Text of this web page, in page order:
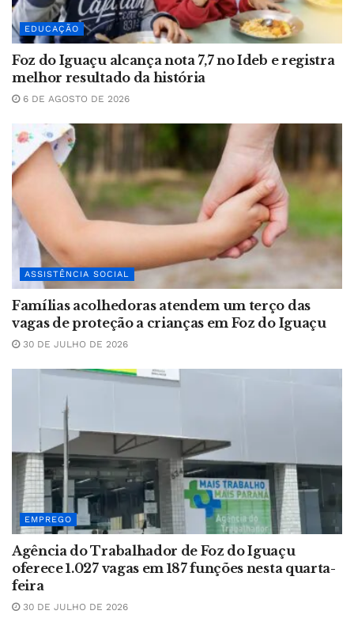
EDUCAÇÃO
Foz do Iguaçu alcança nota 7,7 no Ideb e registra
melhor resultado da história
6 DE AGOSTO DE 2026
ASSISTÊNCIA SOCIAL
Famílias acolhedoras atendem um terço das
vagas de proteção a crianças em Foz do Iguaçu
30 DE JULHO DE 2026
EMPREGO
Agência do Trabalhador de Foz do Iguaçu
oferece 1.027 vagas em 187 funções nesta quarta-
feira
30 DE JULHO DE 2026